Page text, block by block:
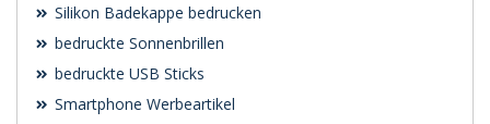
Silikon Badekappe bedrucken
bedruckte Sonnenbrillen
bedruckte USB Sticks
Smartphone Werbeartikel